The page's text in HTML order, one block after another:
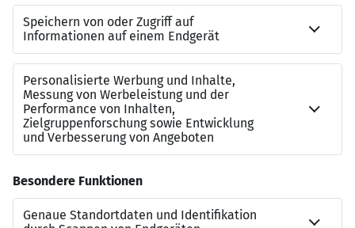
Fame – wir bieten Ihnen spannende Perspektiven in den
Bereichen Assistenz & Sekretariat, Marketing, Vertrieb,
HR sowie Einkauf & Logistik. Jetzt auf “Zur Arbeitgeber-
Website” klicken! Wir freuen uns über die Bewerbung
von Menschen, die zur Vielfalt unseres Unternehmens
beitragen.
Kontakt zu uns
Chemnitz Office & Management
salessupport-chemnitz@dis-ag.com
+493716905730